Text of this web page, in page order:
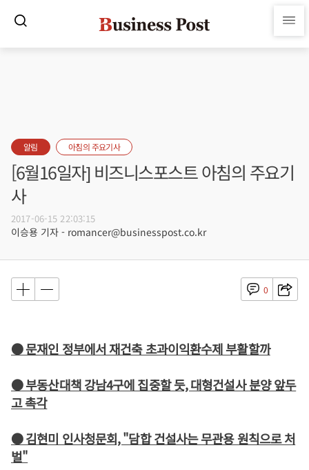
알림 아침의 주요기사
[6월16일자] 비즈니스포스트 아침의 주요기
사
2017-06-15 22:03:15
이승용 기자 - romancer@businesspost.co.kr
0
● 문재인 정부에서 재건축 초과이익환수제 부활할까
● 부동산대책 강남4구에 집중할 듯, 대형건설사 분양 앞두
고 촉각
● 김현미 인사청문회, "담합 건설사는 무관용 원칙으로 처
벌"